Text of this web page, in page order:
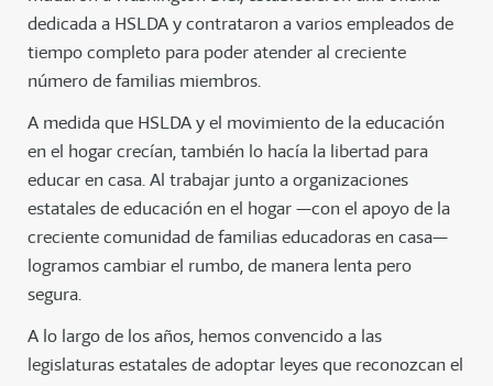
dedicada a HSLDA y contrataron a varios empleados de
tiempo completo para poder atender al creciente
número de familias miembros.
A medida que HSLDA y el movimiento de la educación
en el hogar crecían, también lo hacía la libertad para
educar en casa. Al trabajar junto a organizaciones
estatales de educación en el hogar —con el apoyo de la
creciente comunidad de familias educadoras en casa—
logramos cambiar el rumbo, de manera lenta pero
segura.
A lo largo de los años, hemos convencido a las
legislaturas estatales de adoptar leyes que reconozcan el